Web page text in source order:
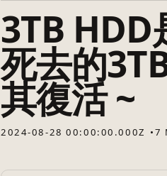
3TB HDD
死去的
其復活 ~
2024-08-28 00:00:00.000Z 7